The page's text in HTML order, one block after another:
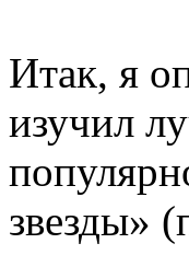
Итак, я
изучил
звезды»